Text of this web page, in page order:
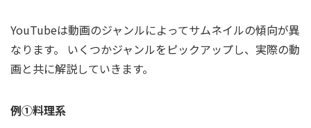
YouTubeは動画のジャンルによってサムネイルの傾向が異
なります。 いくつかジャンルをピックアップし、実際の動
画と共に解説していきます。
例①料理系